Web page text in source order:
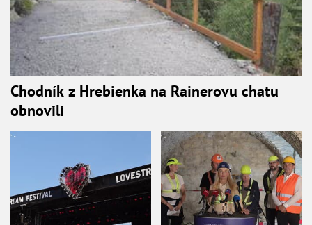
Chodník z Hrebienka na Rainerovu chatu
obnovili